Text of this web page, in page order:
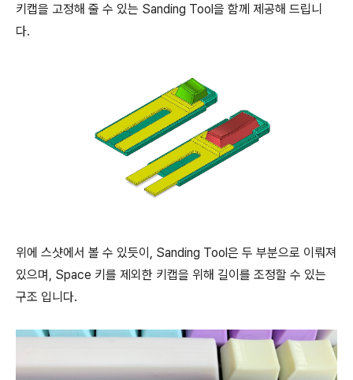
키캡을 고정해 줄 수 있는 Sanding Tool을 함께 제공해 드립니
다.
위에 스샷에서 볼 수 있듯이, Sanding Tool은 두 부분으로 이뤄져
있으며, Space 키를 제외한 키캡을 위해 길이를 조정할 수 있는
구조 입니다.